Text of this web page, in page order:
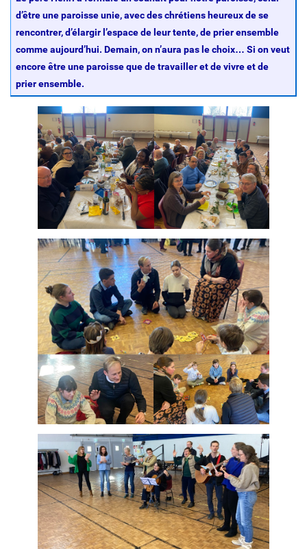
d’être une paroisse unie, avec des chrétiens heureux de se
rencontrer, d’élargir l’espace de leur tente, de prier ensemble
comme aujourd’hui. Demain, on n’aura pas le choix… Si on veut
encore être une paroisse que de travailler et de vivre et de
prier ensemble.